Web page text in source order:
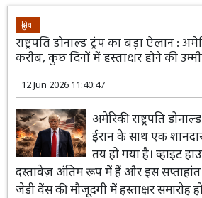
दुनिया
राष्ट्रपति डोनाल्ड ट्रंप का बड़ा ऐलान :
करीब, कुछ दिनों में हस्ताक्षर होने की
12 Jun 2026 11:40:47
अमेरिकी राष्ट्रपति
ईरान के साथ एक
तय हो गया है। व्हाइट
दस्तावेज़ अंतिम रूप में हैं और इस सप्ताहांत
जेडी वेंस की मौजूदगी में हस्ताक्षर समारोह